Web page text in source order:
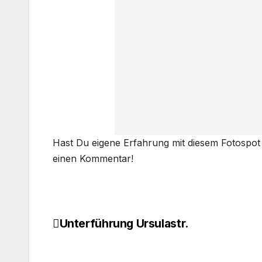
Hast Du eigene Erfahrung mit diesem
einen Kommentar!
Beitragsnavigation
Unterführung Ursulastr.